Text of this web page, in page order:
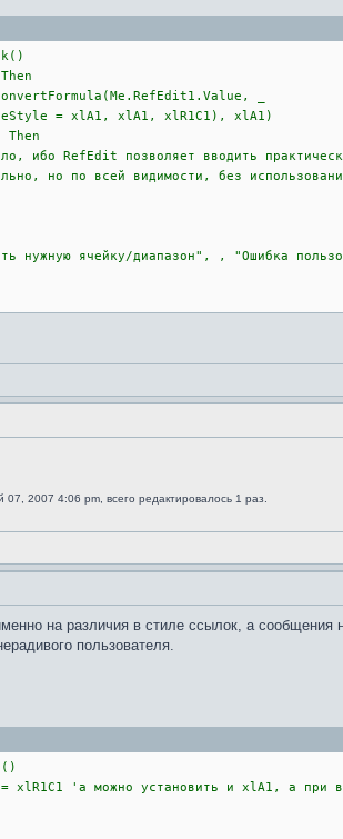
_
= xlA1, xlA1, xlR1C1), xlA1)
RefEdit позволяет вводить
по всей видимости, без
ячейку/диапазон", , "Ошибка
07, 2007 4:06 pm, всего редактировалось 1 раз.
на различия в стиле ссылок, а
пользователя.
'а можно установить и xlA1, а при